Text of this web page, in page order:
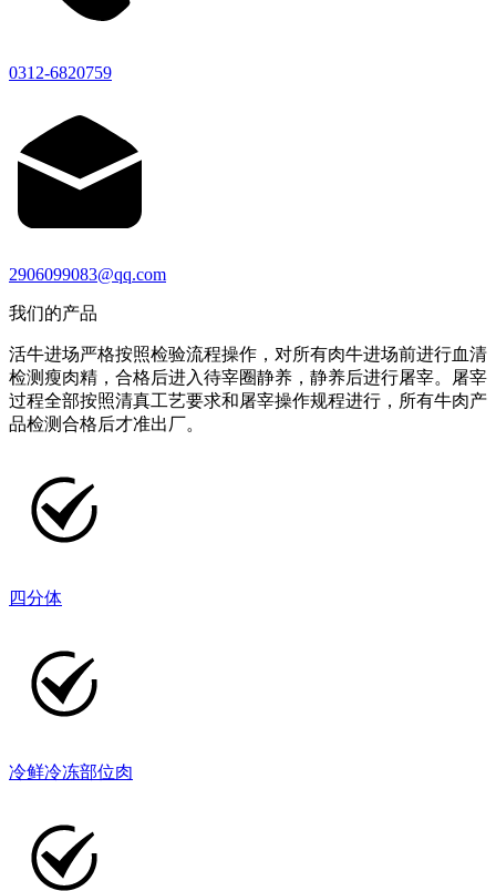
0312-6820759
2906099083@qq.com
我们的产品
活牛进场严格按照检验流程操作，对所有肉牛进场前进行血清
检测瘦肉精，合格后进入待宰圈静养，静养后进行屠宰。屠宰
过程全部按照清真工艺要求和屠宰操作规程进行，所有牛肉产
品检测合格后才准出厂。
四分体
冷鲜冷冻部位肉